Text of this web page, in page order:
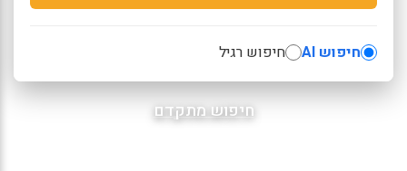
חיפוש AI חיפוש רגיל
חיפוש מתקדם